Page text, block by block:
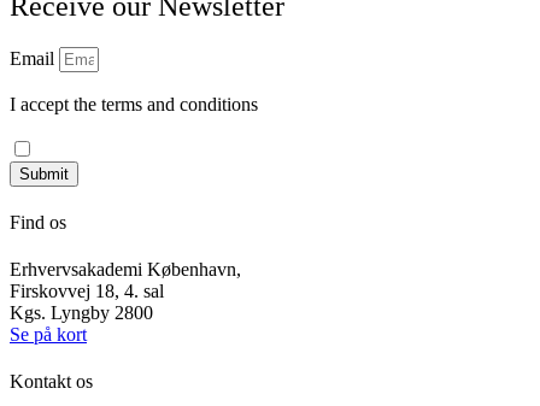
Email
I accept the terms and conditions
Submit
Find os
Erhvervsakademi København,
Firskovvej 18, 4. sal
Kgs. Lyngby 2800
Se på kort
Kontakt os